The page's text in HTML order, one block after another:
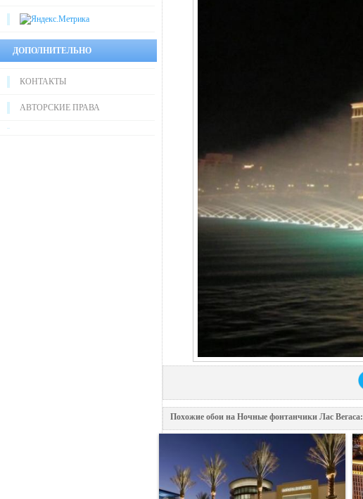
ДОПОЛНИТЕЛЬНО
КОНТАКТЫ
АВТОРСКИЕ ПРАВА
Похожие обои на Ночные фонтанчики Лас Вегаса: